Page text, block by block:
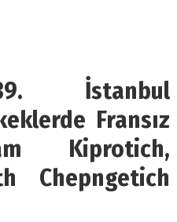
Email
İstanbul
Fransız
Kiprotich,
Chepngetich